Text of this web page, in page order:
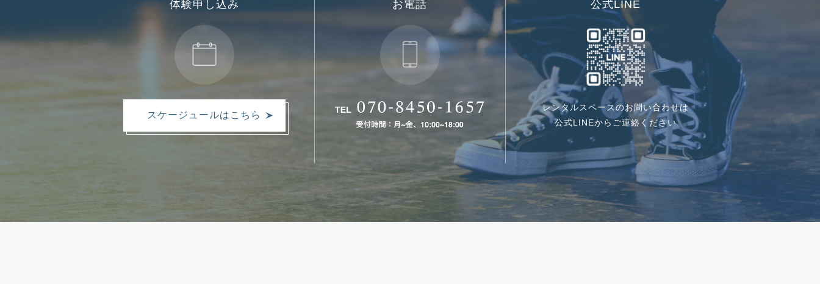
体験申し込み
スケージュールはこちら
お電話 公式LINE
レンタルスペースのお問い合わせは
公式LINEからご連絡ください